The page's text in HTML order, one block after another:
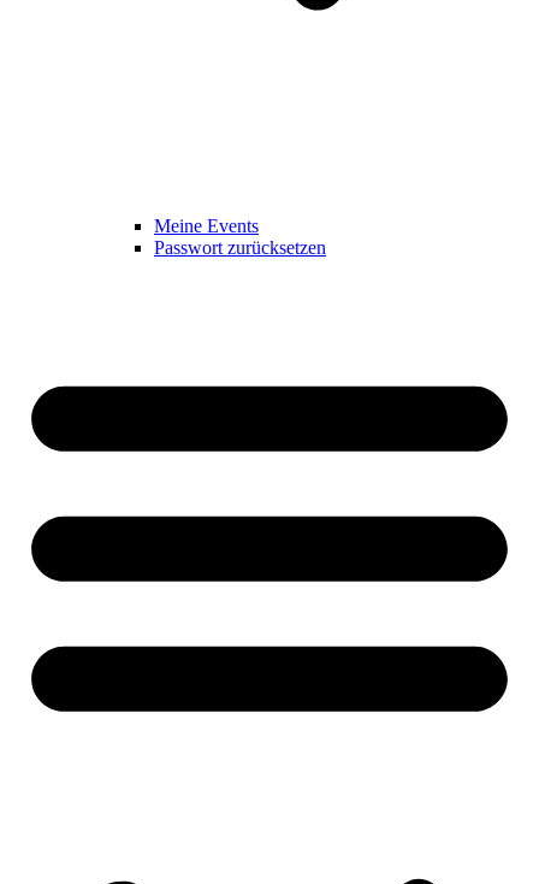
Meine Events
Passwort zurücksetzen